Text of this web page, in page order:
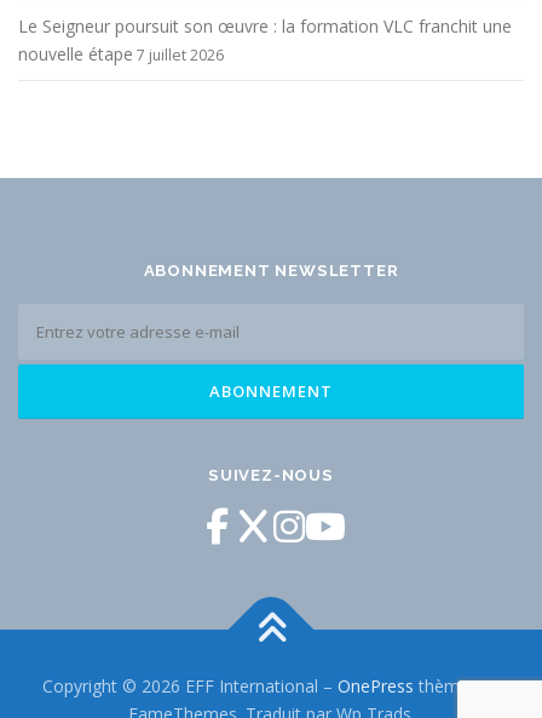
Le Seigneur poursuit son œuvre : la formation VLC franchit une
nouvelle étape 7 juillet 2026
ABONNEMENT NEWSLETTER
SUIVEZ-NOUS
Copyright © 2026 EFF International – OnePress thème par